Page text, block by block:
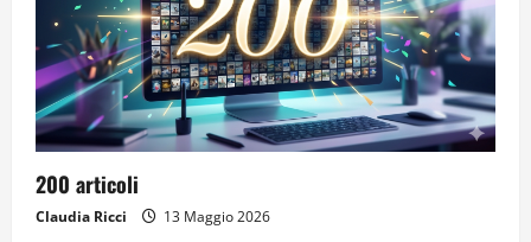
200 articoli
Claudia Ricci 13 Maggio 2026